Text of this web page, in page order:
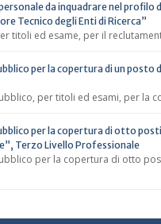
da inquadrare nel profilo
Tecnico degli Enti di Ricerca”
titoli ed esame, per il
per la copertura di un posto
per titoli ed esami, per la
per la copertura di otto
Terzo Livello Professionale
per la copertura di otto